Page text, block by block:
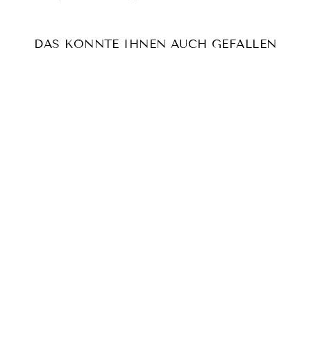
DAS KÖNNTE IHNEN AUCH GEFALLEN